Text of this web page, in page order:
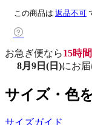
この商品は 返品不可
お急ぎ便なら15時
8月9日(日)にお
サイズ・色
サイズガイド